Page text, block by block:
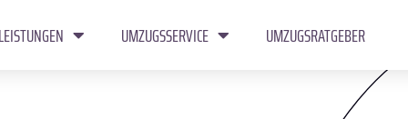
UMZUGSSERVICE UMZUGSRATGEBER